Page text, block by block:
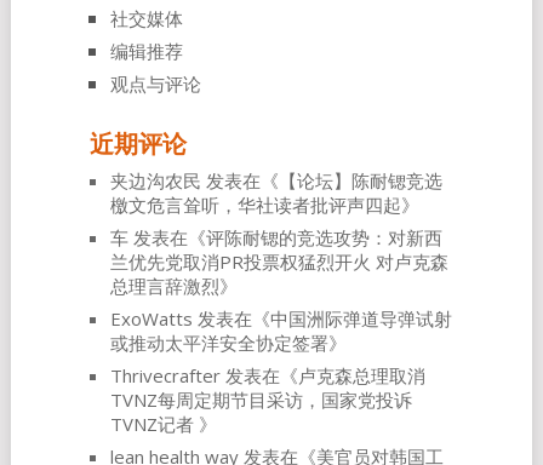
社交媒体
编辑推荐
观点与评论
近期评论
夹边沟农民 发表在《 【论坛】陈耐锶竞选
檄文危言耸听，华社读者批评声四起》
车发表在《评陈耐锶的竞选攻势：对新西
兰优先党取消PR投票权猛烈开火 对卢克森
总理言辞激烈》
ExoWatts 发表在《中国洲际弹道导弹试射
或推动太平洋安全协定签署》
Thrivecrafter发表在《卢克森总理取消
TVNZ每周定期节目采访，国家党投诉
TVNZ记者 》
lean health way发表在《美官员对韩国工